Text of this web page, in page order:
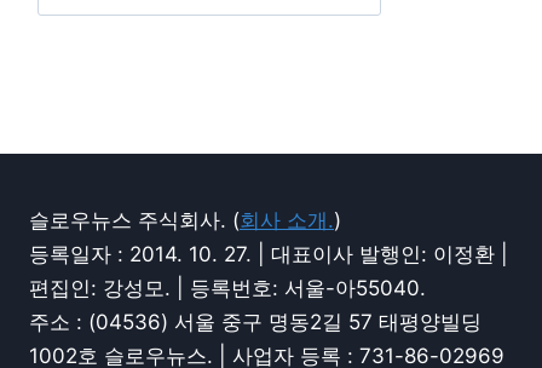
슬로우뉴스 주식회사. (회사 소개.)
등록일자 : 2014. 10. 27. | 대표이사 발행인: 이정환 |
편집인: 강성모. | 등록번호: 서울-아55040.
주소 : (04536) 서울 중구 명동2길 57 태평양빌딩
1002호 슬로우뉴스. | 사업자 등록 : 731-86-02969